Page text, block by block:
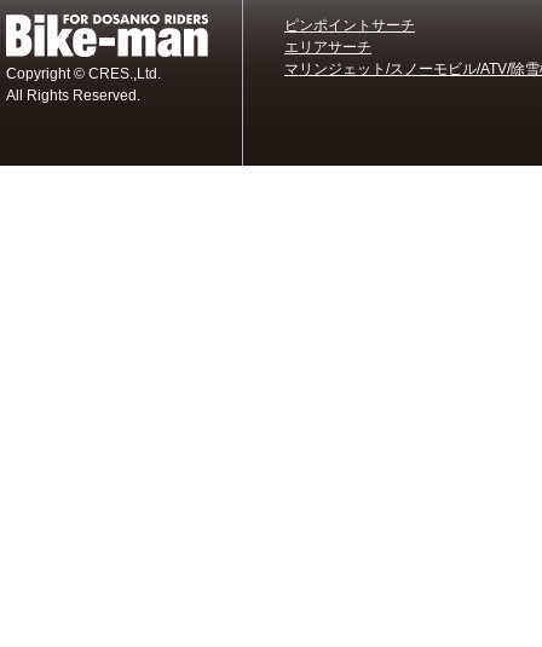
Copyright © CRES.,Ltd.
All Rights Reserved.
ピンポイントサーチ
エリアサーチ
マリンジェット/スノーモビル/ATV/除